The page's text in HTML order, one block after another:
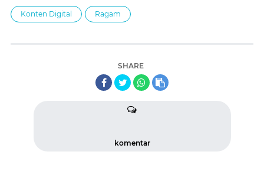
Konten Digital Ragam
SHARE
komentar